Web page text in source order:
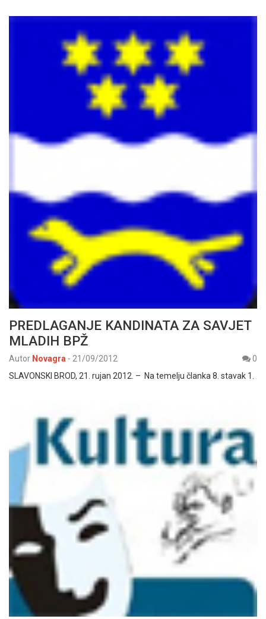
PREDLAGANJE KANDINATA ZA SAVJET
MLADIH BPŽ
Autor Novagra - 21/09/2012
0
SLAVONSKI BROD, 21. rujan 2012. – Na temelju članka 8. stavak 1.